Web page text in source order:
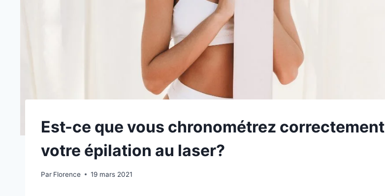
Est-ce que vous chronométrez correctement
votre épilation au laser?
Par Florence 19 mars 2021